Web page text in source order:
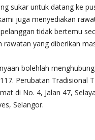
sukar untuk datang ke
juga menyediakan
tidak bertemu
rawatan yang diberikan
bolehlah
Perubatan Tradisional
di No. 4, Jalan 47,
Selangor.